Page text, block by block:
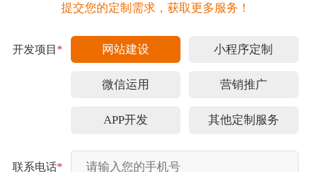
提交您的定制需求，获取更多服务！
开发项目 * 网站建设 小程序定制
微信运用 营销推广
APP开发 其他定制服务
联系电话*